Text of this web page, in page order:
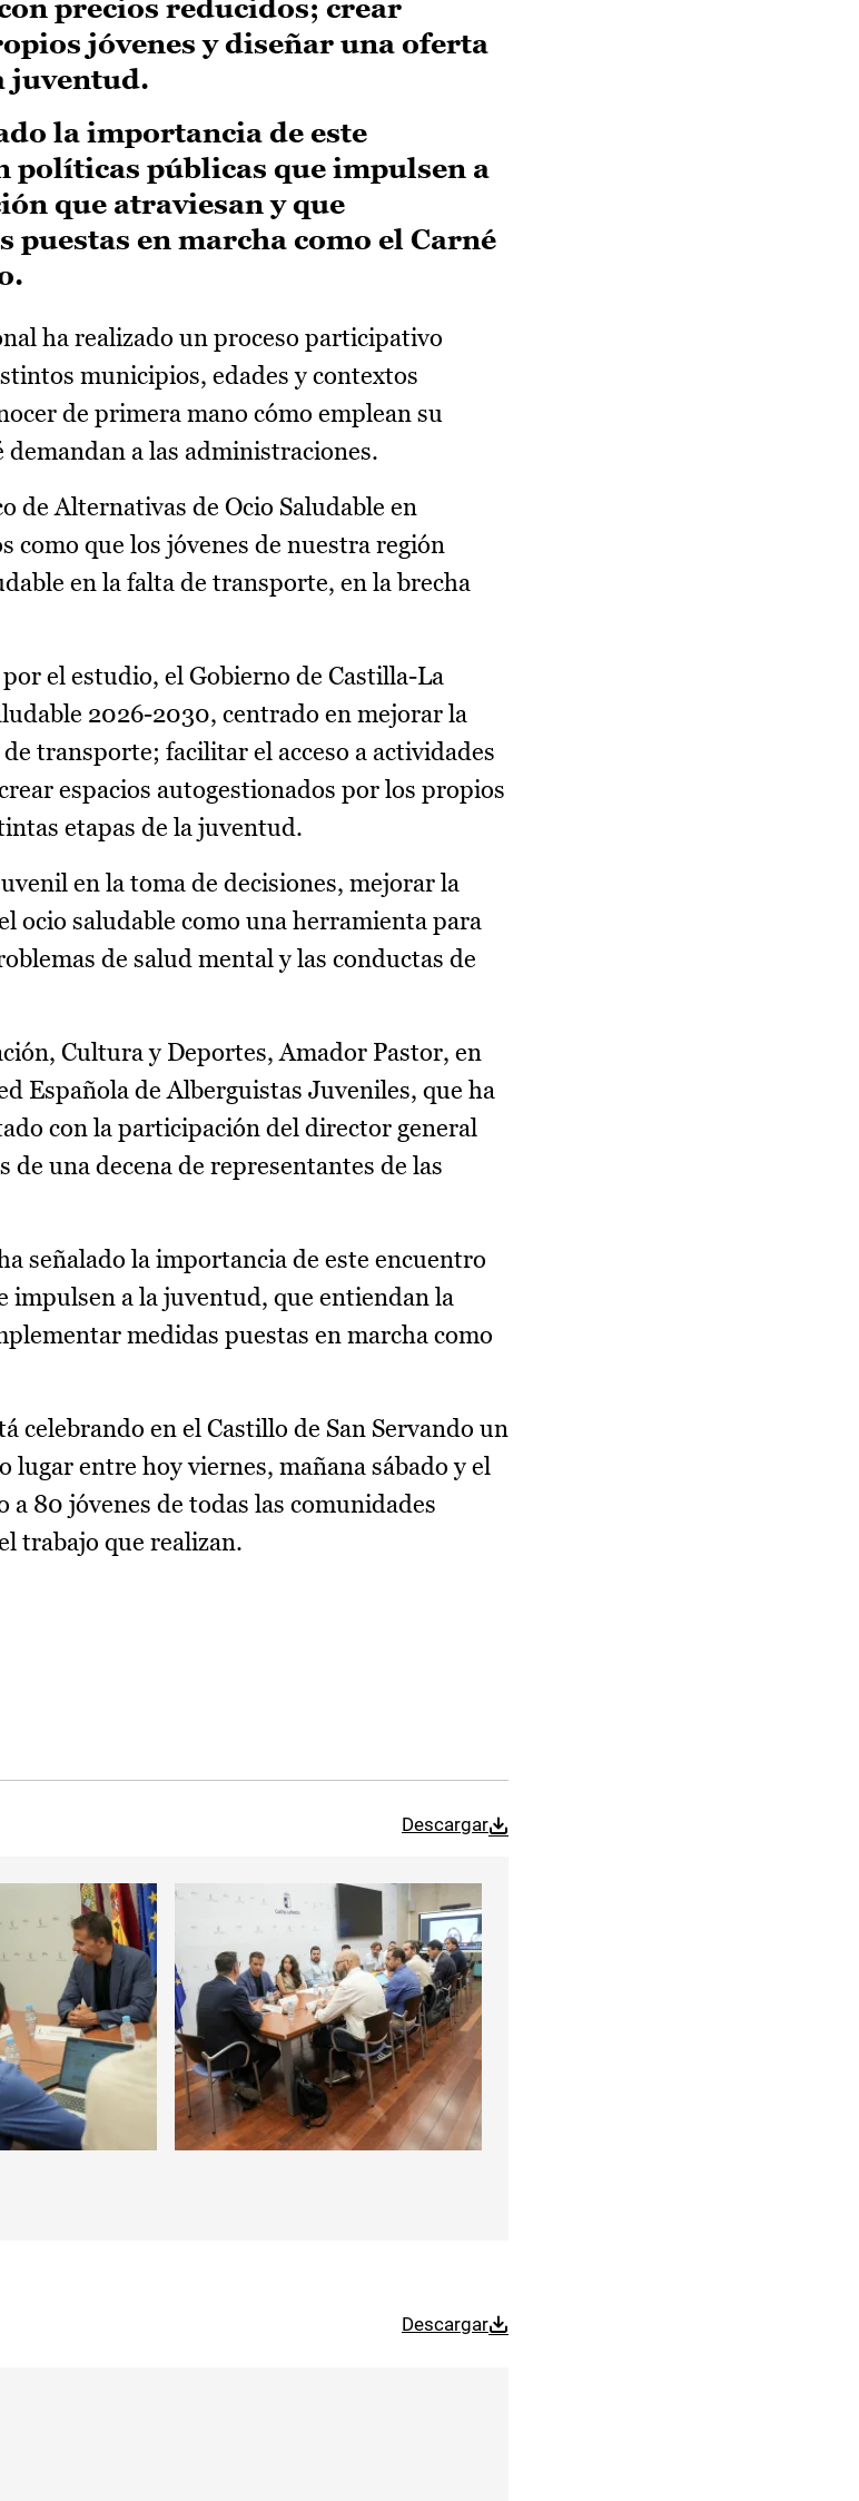
precios reducidos; crear
jóvenes y diseñar una oferta
juventud.
la importancia de este
políticas públicas que impulsen a
que atraviesan y que
en marcha como el Carné
ha realizado un proceso participativo
municipios, edades y contextos
de primera mano cómo emplean su
a las administraciones.
de Alternativas de Ocio Saludable en
como que los jóvenes de nuestra región
en la falta de transporte, en la brecha
el estudio, el Gobierno de Castilla-La
2026-2030, centrado en mejorar la
transporte; facilitar el acceso a actividades
espacios autogestionados por los propios
etapas de la juventud.
en la toma de decisiones, mejorar la
ocio saludable como una herramienta para
de salud mental y las conductas de
Cultura y Deportes, Amador Pastor, en
Española de Alberguistas Juveniles, que ha
con la participación del director general
una decena de representantes de las
señalado la importancia de este encuentro
impulsen a la juventud, que entiendan la
medidas puestas en marcha como
celebrando en el Castillo de San Servando un
entre hoy viernes, mañana sábado y el
80 jóvenes de todas las comunidades
trabajo que realizan.
Descargar
Descargar